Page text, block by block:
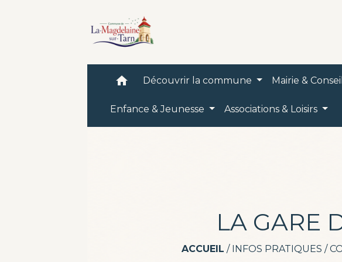
home Découvrir la commune Mairie & Conseil
Enfance & Jeunesse Associations & Loisirs
LA GARE
ACCUEIL / INFOS PRATIQUES /